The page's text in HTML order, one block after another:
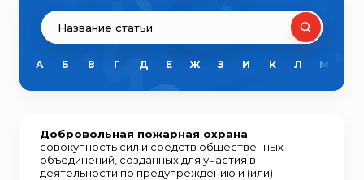
А Б В Г Д Е Ж З И К Л М
Добровольная пожарная охрана –
совокупность сил и средств общественных
объединений, созданных для участия в
деятельности по предупреждению и (или)